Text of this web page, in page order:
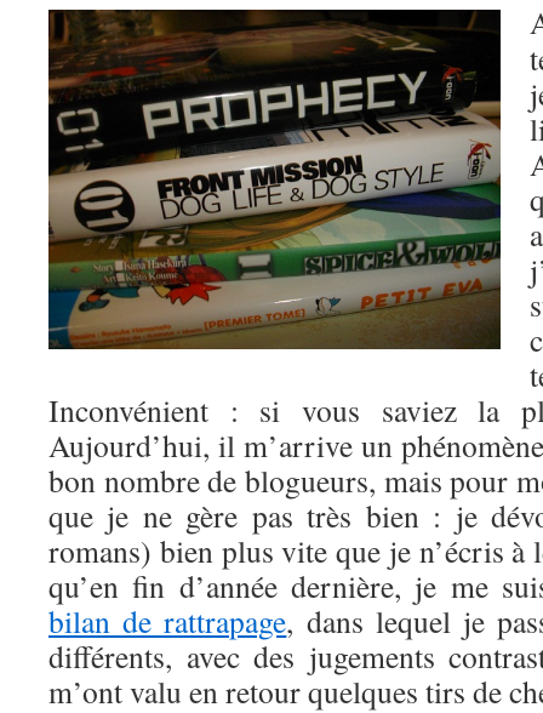
Inconvénient : si vous saviez la
Aujourd’hui, il m’arrive un
bon nombre de blogueurs, mais pour
que je ne gère pas très bien : je
romans) bien plus vite que je n’écris à
qu’en fin d’année dernière, je me
bilan de rattrapage, dans lequel je
différents, avec des jugements
m’ont valu en retour quelques tirs de